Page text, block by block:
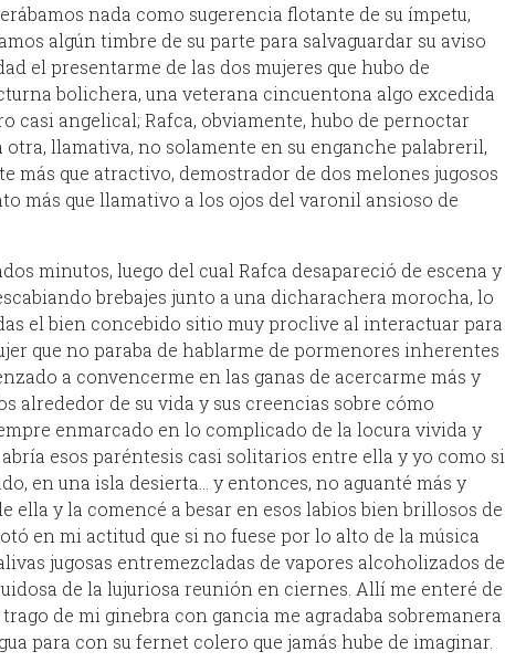
nada como sugerencia flotante de su ímpetu,
algún timbre de su parte para salvaguardar su aviso
el presentarme de las dos mujeres que hubo de
bolichera, una veterana cincuentona algo excedida
casi angelical; Rafca, obviamente, hubo de pernoctar
llamativa, no solamente en su enganche palabreril,
más que atractivo, demostrador de dos melones jugosos
más que llamativo a los ojos del varonil ansioso de
minutos, luego del cual Rafca desapareció de escena y
brebajes junto a una dicharachera morocha, lo
el bien concebido sitio muy proclive al interactuar para
que no paraba de hablarme de pormenores inherentes
a convencerme en las ganas de acercarme más y
alrededor de su vida y sus creencias sobre cómo
enmarcado en lo complicado de la locura vivida y
esos paréntesis casi solitarios entre ella y yo como si
en una isla desierta… y entonces, no aguanté más y
ella y la comencé a besar en esos labios bien brillosos de
en mi actitud que si no fuese por lo alto de la música
jugosas entremezcladas de vapores alcoholizados de
de la lujuriosa reunión en ciernes. Allí me enteré de
de mi ginebra con gancia me agradaba sobremanera
para con su fernet colero que jamás hube de imaginar.